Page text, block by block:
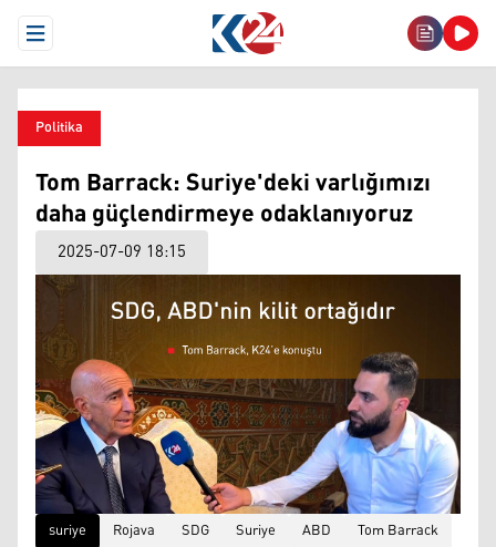
Open Menu
Politika
Tom Barrack: Suriye'deki varlığımızı
daha güçlendirmeye odaklanıyoruz
2025-07-09 18:15
suriye Rojava SDG Suriye ABD Tom Barrack